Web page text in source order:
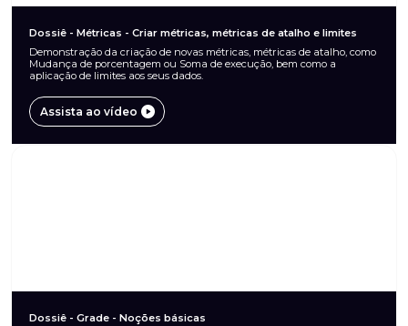
Dossiê - Métricas - Criar métricas, métricas de atalho e limites
Demonstração da criação de novas métricas, métricas de atalho, como
Mudança de porcentagem ou Soma de execução, bem como a
aplicação de limites aos seus dados.
Assista ao vídeo
Dossiê - Grade - Noções básicas